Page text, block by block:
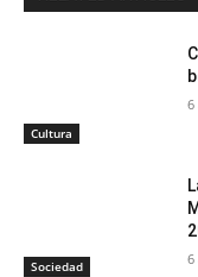
Cultura
6
Sociedad 6